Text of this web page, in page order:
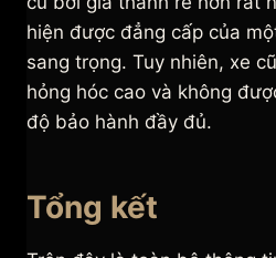
hiện được đẳng cấp của
sang trọng. Tuy nhiên, xe
hỏng hóc cao và không
độ bảo hành đầy đủ.
Tổng kết